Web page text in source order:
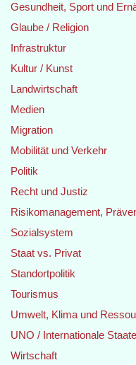
Gesundheit, Sport und
Glaube / Religion
Infrastruktur
Kultur / Kunst
Landwirtschaft
Medien
Migration
Mobilität und Verkehr
Politik
Recht und Justiz
Risikomanagement,
Sozialsystem
Staat vs. Privat
Standortpolitik
Tourismus
Umwelt, Klima und
UNO / Internationale
Wirtschaft